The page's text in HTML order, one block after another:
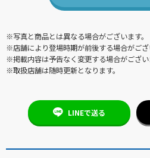
※写真と商品とは異なる場合がございます。
※店舗により登場時期が前後する場合がござ
※掲載内容は予告なく変更する場合がござい
※取扱店舗は随時更新となります。
LINEで送る